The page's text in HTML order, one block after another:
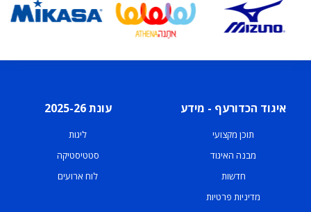
איגוד הכדורעף - מידע
תוכן מקצועי
מבנה האיגוד
חדשות
מדיניות פרטיות
עונת 2025-26
ליגות
סטטיסטיקה
לוח ארועים